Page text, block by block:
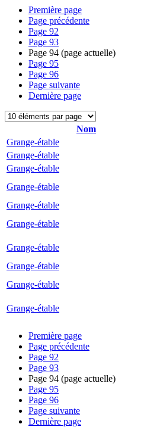
Première page
Page précédente
Page 92
Page 93
Page 94 (page actuelle)
Page 95
Page 96
Page suivante
Dernière page
Nom
Grange-étable
Grange-étable
Grange-étable
Grange-étable
Grange-étable
Grange-étable
Grange-étable
Grange-étable
Grange-étable
Grange-étable
Première page
Page précédente
Page 92
Page 93
Page 94 (page actuelle)
Page 95
Page 96
Page suivante
Dernière page